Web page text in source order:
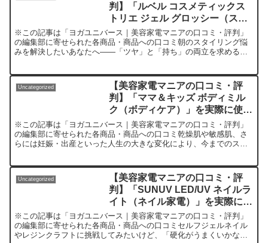
判】「ルベル コスメティックス
トリエ ジェル グロッシー（スタ
イリング剤）」を実際に使ってみ
た正直感想
※この記事は「ヨガユニバース｜美容家電マニアの口コミ・評判」
の編集部に寄せられた各商品・商品への口コミ朝のスタイリング悩
みを解決したいあなたへ――「ツヤ」と「持ち」の両立を求めるな
Uncategorized
【美容家電マニアの口コミ・評
判】「ママ＆キッズ ボディミル
ク（ボディケア）」を実際に使っ
てみた正直感想
※この記事は「ヨガユニバース｜美容家電マニアの口コミ・評判」
の編集部に寄せられた各商品・商品への口コミ乾燥肌や敏感肌、さ
らには妊娠・出産といった人生の大きな変化により、今までのスキ
Uncategorized
【美容家電マニアの口コミ・評
判】「SUNUV LED/UV ネイルラ
イト（ネイル家電）」を実際に使
ってみた正直感想
※この記事は「ヨガユニバース｜美容家電マニアの口コミ・評判」
の編集部に寄せられた各商品・商品への口コミセルフジェルネイル
やレジンクラフトに挑戦してみたいけど、「硬化がうまくいかな